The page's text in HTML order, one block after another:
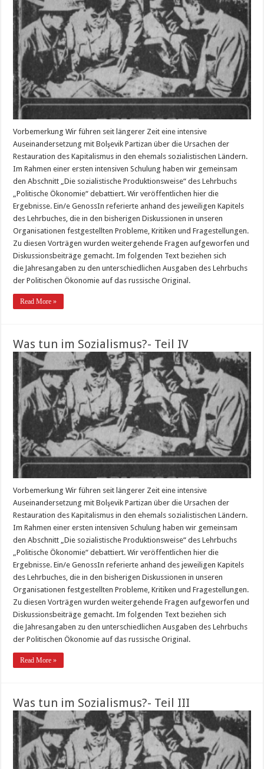
Vorbemerkung Wir führen seit längerer Zeit eine intensive
Auseinandersetzung mit Bolşevik Partizan über die Ursachen der
Restauration des Kapitalismus in den ehemals sozialistischen Ländern.
Im Rahmen einer ersten intensiven Schulung haben wir gemeinsam
den Abschnitt „Die sozialistische Produktionsweise“ des Lehrbuchs
„Politische Ökonomie“ debattiert. Wir veröffentlichen hier die
Ergebnisse. Ein/e GenossIn referierte anhand des jeweiligen Kapitels
des Lehrbuches, die in den bisherigen Diskussionen in unseren
Organisationen festgestellten Probleme, Kritiken und Fragestellungen.
Zu diesen Vorträgen wurden weitergehende Fragen aufgeworfen und
Diskussionsbeiträge gemacht. Im folgenden Text beziehen sich
die Jahresangaben zu den unterschiedlichen Ausgaben des Lehrbuchs
der Politischen Ökonomie auf das russische Original.
Read More »
Was tun im Sozialismus?- Teil IV
Vorbemerkung Wir führen seit längerer Zeit eine intensive
Auseinandersetzung mit Bolşevik Partizan über die Ursachen der
Restauration des Kapitalismus in den ehemals sozialistischen Ländern.
Im Rahmen einer ersten intensiven Schulung haben wir gemeinsam
den Abschnitt „Die sozialistische Produktionsweise“ des Lehrbuchs
„Politische Ökonomie“ debattiert. Wir veröffentlichen hier die
Ergebnisse. Ein/e GenossIn referierte anhand des jeweiligen Kapitels
des Lehrbuches, die in den bisherigen Diskussionen in unseren
Organisationen festgestellten Probleme, Kritiken und Fragestellungen.
Zu diesen Vorträgen wurden weitergehende Fragen aufgeworfen und
Diskussionsbeiträge gemacht. Im folgenden Text beziehen sich
die Jahresangaben zu den unterschiedlichen Ausgaben des Lehrbuchs
der Politischen Ökonomie auf das russische Original.
Read More »
Was tun im Sozialismus?- Teil III